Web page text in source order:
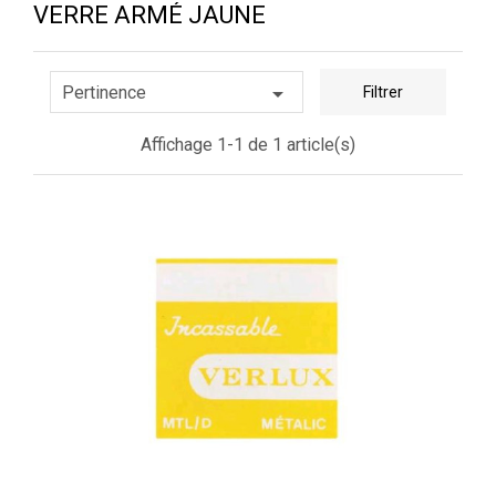
VERRE ARMÉ JAUNE
Pertinence  Filtrer
Affichage 1-1 de 1 article(s)